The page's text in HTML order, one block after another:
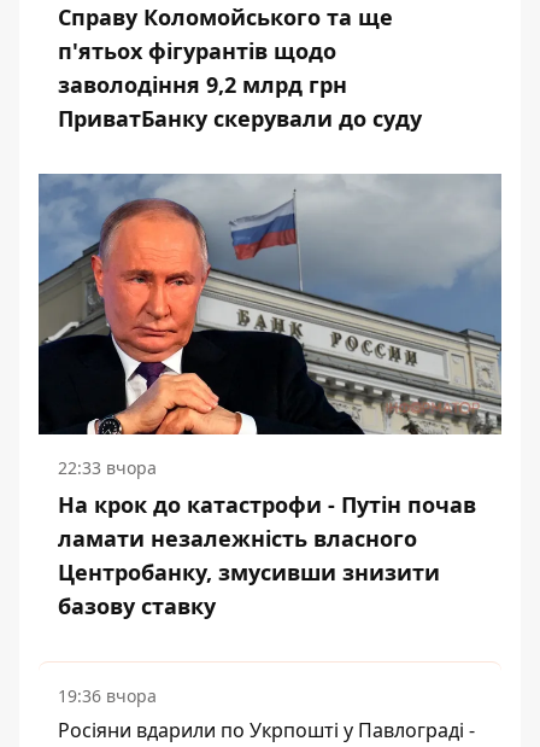
Справу Коломойського та ще
п'ятьох фігурантів щодо
заволодіння 9,2 млрд грн
ПриватБанку скерували до суду
22:33 вчора
На крок до катастрофи - Путін почав
ламати незалежність власного
Центробанку, змусивши знизити
базову ставку
19:36 вчора
Росіяни вдарили по Укрпошті у Павлограді -